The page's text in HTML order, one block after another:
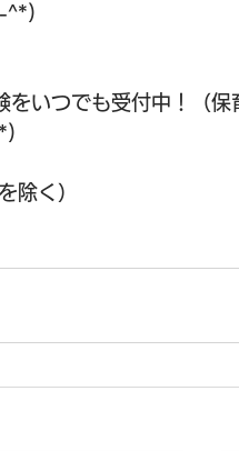
^*)
いつでも受付中！（保
除く）